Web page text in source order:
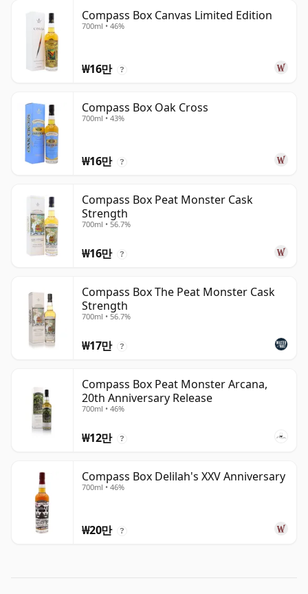
Compass Box Canvas Limited Edition
700ml • 46%
₩16만 ?
Compass Box Oak Cross
700ml • 43%
₩16만 ?
Compass Box Peat Monster Cask
Strength
700ml • 56.7%
₩16만 ?
Compass Box The Peat Monster Cask
Strength
700ml • 56.7%
₩17만 ?
Compass Box Peat Monster Arcana,
20th Anniversary Release
700ml • 46%
₩12만 ?
Compass Box Delilah's XXV Anniversary
700ml • 46%
₩20만 ?